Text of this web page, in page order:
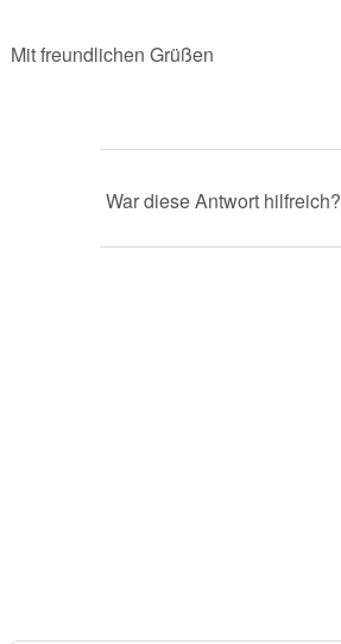
Mit freundlichen Grüßen
War diese Antwort hilfreich?